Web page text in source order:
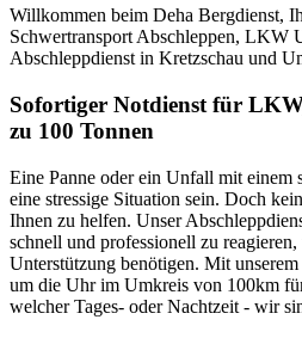
Willkommen beim Deha Bergdienst,
Schwertransport Abschleppen, LKW
Abschleppdienst in Kretzschau und
Sofortiger Notdienst für
zu 100 Tonnen
Eine Panne oder ein Unfall mit einem
eine stressige Situation sein. Doch
Ihnen zu helfen. Unser
schnell und professionell zu
Unterstützung benötigen. Mit
um die Uhr im Umkreis von 100km
welcher Tages- oder Nachtzeit - wir